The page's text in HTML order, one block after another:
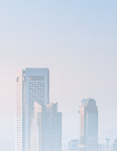
的一
智
模
细、更高
管
升级
多元化门
化，助力
售时代
烘焙
商
服
行沙龙报名入
学习中心